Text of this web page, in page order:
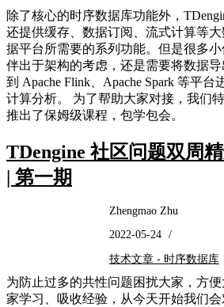
除了核心的时序数据库功能外，
还提供缓存、数据订阅、流式计算等大
据平台所需要的系列功能。但是很多小
伴出于架构的考虑，还是需要将数据导
到 Apache Flink、Apache Spark 等平台
计算分析。 为了帮助大家对接，我们
推出了保姆级课程，包学包会。
TDengine 社区问题双周
| 第一期
Zhengmao Zhu
2022-05-24 /
技术文章 - 时序数据库
为防止过多的共性问题困扰大家，方便
家学习、吸收经验，从今天开始我们会